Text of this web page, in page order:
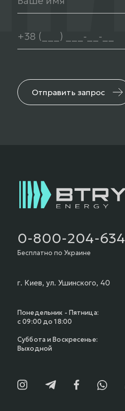
Отправить запрос
0-800-204-634
Бесплатно по Украине
г. Киев, ул. Ушинского, 40
Понедельник - Пятница:
с 09:00 до 18:00
Суббота и Воскресенье:
Выходной